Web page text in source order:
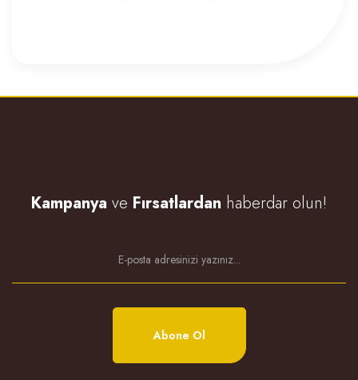
Kampanya ve Fırsatlardan haberdar olun!
Abone Ol